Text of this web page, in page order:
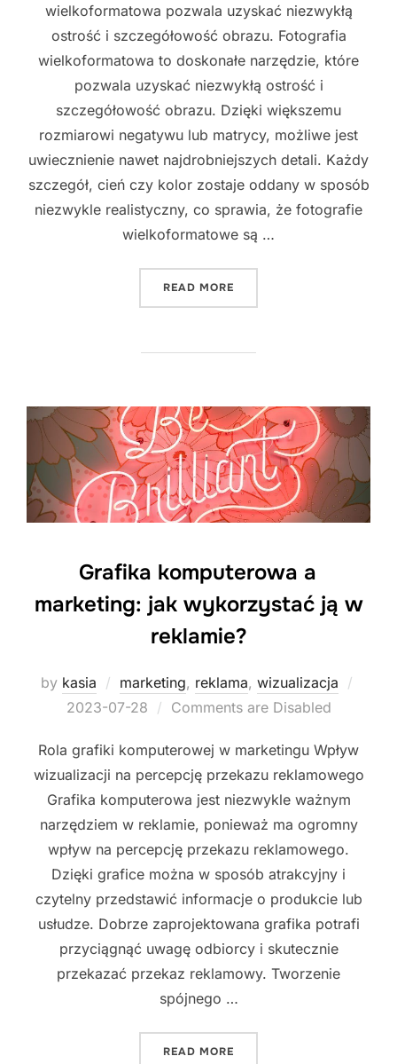
wielkoformatowa pozwala uzyskać niezwykłą
ostrość i szczegółowość obrazu. Fotografia
wielkoformatowa to doskonałe narzędzie, które
pozwala uzyskać niezwykłą ostrość i
szczegółowość obrazu. Dzięki większemu
rozmiarowi negatywu lub matrycy, możliwe jest
uwiecznienie nawet najdrobniejszych detali. Każdy
szczegół, cień czy kolor zostaje oddany w sposób
niezwykle realistyczny, co sprawia, że fotografie
wielkoformatowe są …
READ MORE
Grafika komputerowa a
marketing: jak wykorzystać ją w
reklamie?
by kasia marketing, reklama, wizualizacja
2023-07-28 Comments are Disabled
Rola grafiki komputerowej w marketingu Wpływ
wizualizacji na percepcję przekazu reklamowego
Grafika komputerowa jest niezwykle ważnym
narzędziem w reklamie, ponieważ ma ogromny
wpływ na percepcję przekazu reklamowego.
Dzięki grafice można w sposób atrakcyjny i
czytelny przedstawić informacje o produkcie lub
usłudze. Dobrze zaprojektowana grafika potrafi
przyciągnąć uwagę odbiorcy i skutecznie
przekazać przekaz reklamowy. Tworzenie
spójnego …
READ MORE